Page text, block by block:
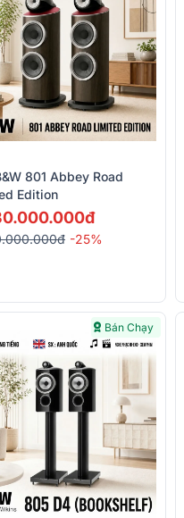
801 Abbey Road
Edition
-25%
Bán Chạy